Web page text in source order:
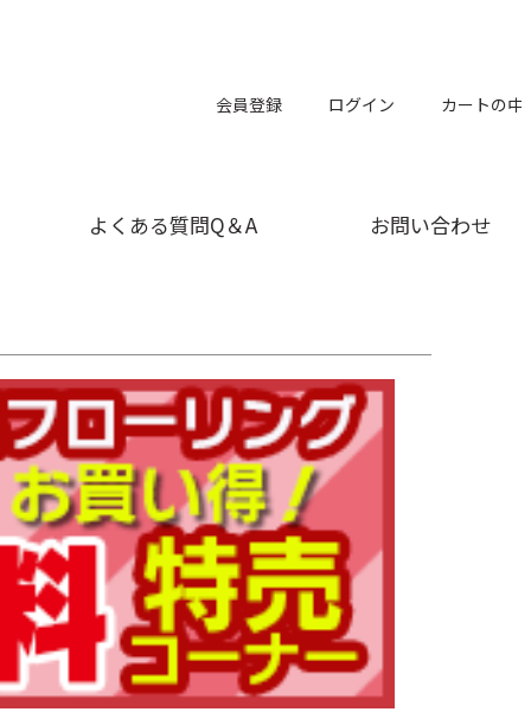
会員登録 ログイン カートの中
よくある質問Q＆A お問い合わせ